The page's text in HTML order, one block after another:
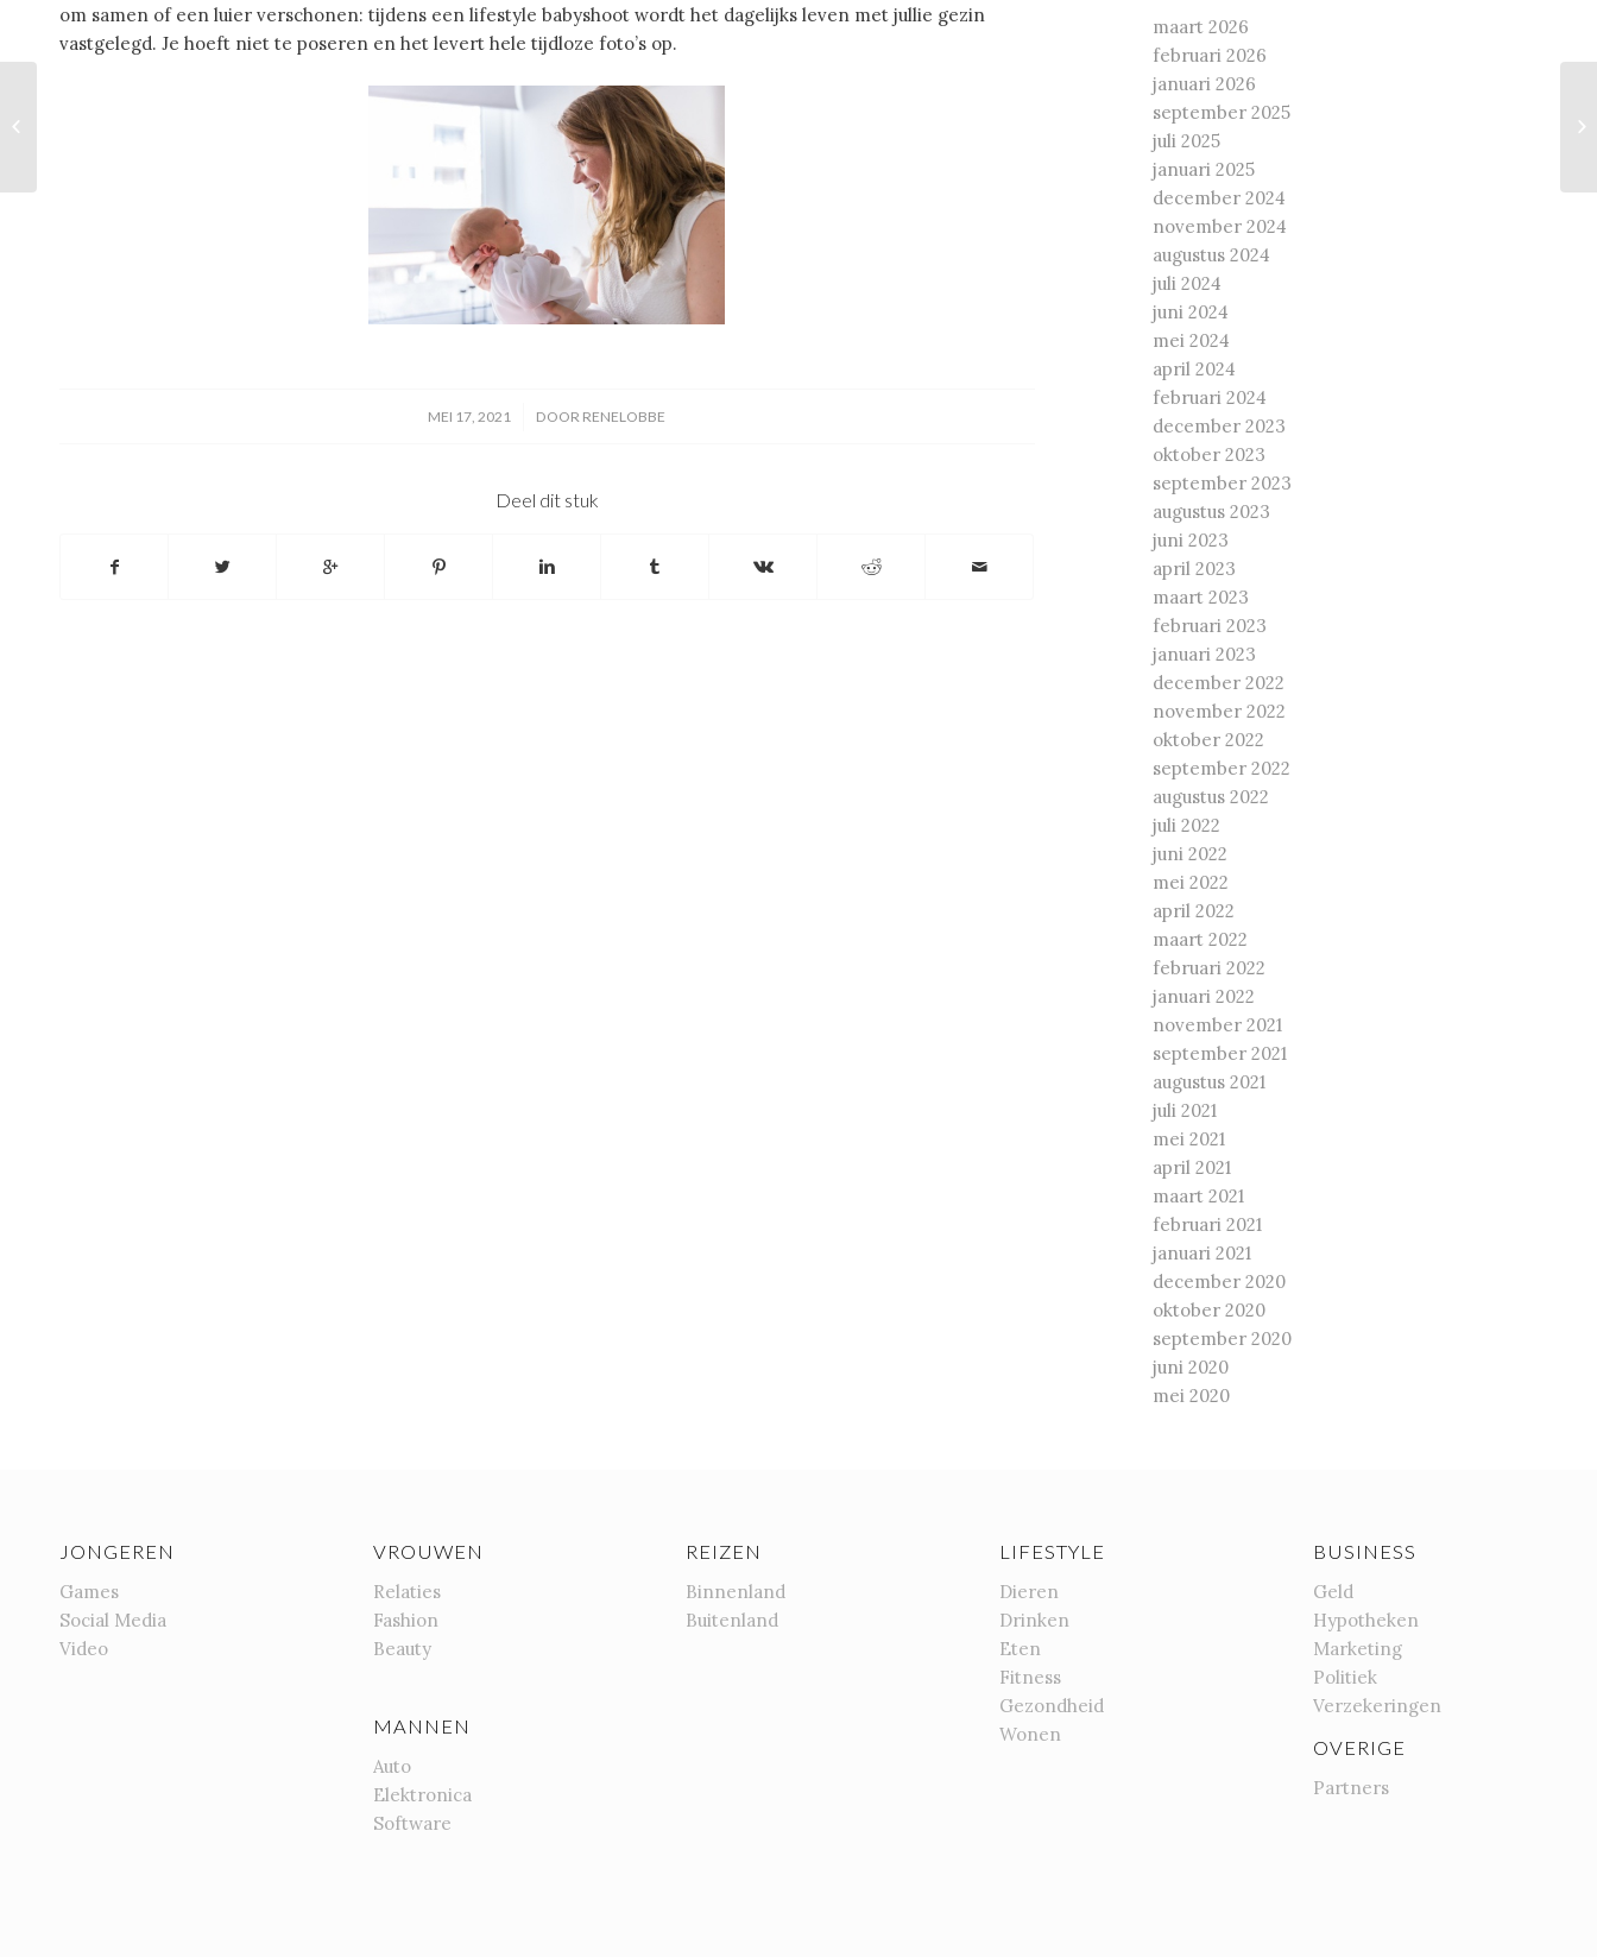
om samen of een luier verschonen: tijdens een lifestyle babyshoot wordt het dagelijks leven met jullie gezin
vastgelegd. Je hoeft niet te poseren en het levert hele tijdloze foto’s op.
MEI 17, 2021
/ DOOR RENELOBBE
Deel dit stuk
maart 2026
februari 2026
januari 2026
september 2025
juli 2025
januari 2025
december 2024
november 2024
augustus 2024
juli 2024
juni 2024
mei 2024
april 2024
februari 2024
december 2023
oktober 2023
september 2023
augustus 2023
juni 2023
april 2023
maart 2023
februari 2023
januari 2023
december 2022
november 2022
oktober 2022
september 2022
augustus 2022
juli 2022
juni 2022
mei 2022
april 2022
maart 2022
februari 2022
januari 2022
november 2021
september 2021
augustus 2021
juli 2021
mei 2021
april 2021
maart 2021
februari 2021
januari 2021
december 2020
oktober 2020
september 2020
juni 2020
mei 2020
JONGEREN
Games
Social Media
Video
VROUWEN
Relaties
Fashion
Beauty
MANNEN
Auto
Elektronica
Software
REIZEN
Binnenland
Buitenland
LIFESTYLE
Dieren
Drinken
Eten
Fitness
Gezondheid
Wonen
BUSINESS
Geld
Hypotheken
Marketing
Politiek
Verzekeringen
OVERIGE
Partners